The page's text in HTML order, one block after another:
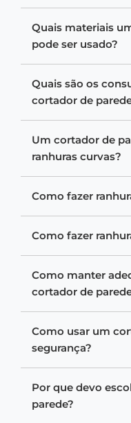
Quais materiais
pode ser usado?
Quais são os
cortador de
Um cortador de
ranhuras curvas?
Como fazer
Como fazer
Como manter
cortador de
Como usar um
segurança?
Por que devo
parede?